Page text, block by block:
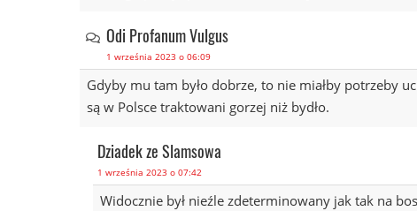
Odi Profanum Vulgus
1 września 2023 o 06:09
Gdyby mu tam było dobrze, to nie miałby potrzeby
są w Polsce traktowani gorzej niż bydło.
Dziadek ze Slamsowa
1 września 2023 o 07:42
Widocznie był nieźle zdeterminowany jak tak na